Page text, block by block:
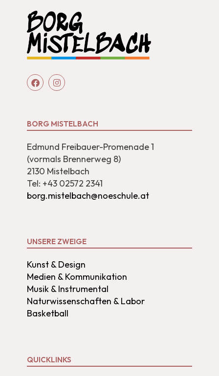
BORG MISTELBACH
Edmund Freibauer-Promenade 1
(vormals Brennerweg 8)
2130 Mistelbach
Tel: +43 02572 2341
borg.mistelbach@noeschule.at
UNSERE ZWEIGE
Kunst & Design
Medien & Kommunikation
Musik & Instrumental
Naturwissenschaften & Labor
Basketball
QUICKLINKS